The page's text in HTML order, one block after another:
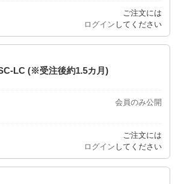
ご注文には
ログイン してください
LC (※受注後約1.5カ月)
会員のみ公開
ご注文には
ログイン してください